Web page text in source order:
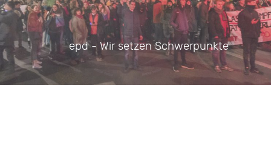
epd - Wir setzen Schwerpunkte